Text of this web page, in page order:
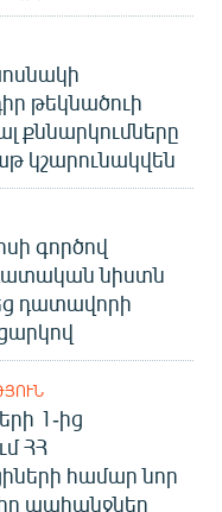
թեկնածուի
քննարկումները
կշարունակվեն
գործով
նիստն
դատավորի
1-ից
ՀՀ
համար նոր
պահանջներ